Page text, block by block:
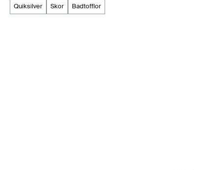
quiksilver skor badtofflor